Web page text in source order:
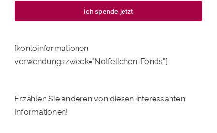
ich spende jetzt
[kontoinformationen
verwendungszweck="Notfellchen-Fonds"]
Erzählen Sie anderen von diesen interessanten
Informationen!